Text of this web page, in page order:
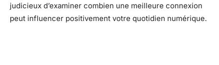
judicieux d’examiner combien une meilleure connexion
peut influencer positivement votre quotidien numérique.